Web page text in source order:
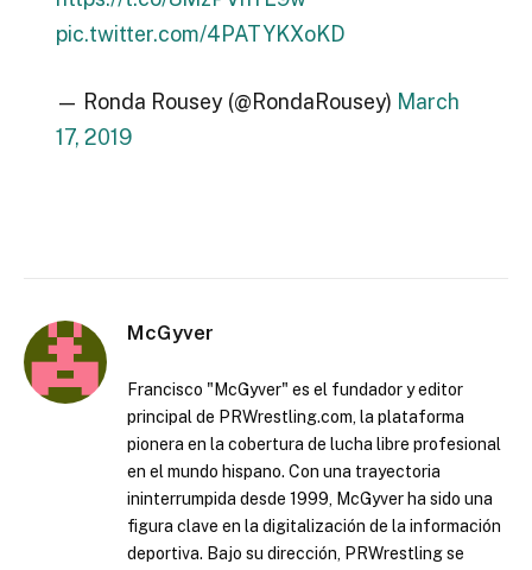
pic.twitter.com/4PATYKXoKD
— Ronda Rousey (@RondaRousey) March
17, 2019
McGyver
Francisco "McGyver" es el fundador y editor
principal de PRWrestling.com, la plataforma
pionera en la cobertura de lucha libre profesional
en el mundo hispano. Con una trayectoria
ininterrumpida desde 1999, McGyver ha sido una
figura clave en la digitalización de la información
deportiva. Bajo su dirección, PRWrestling se